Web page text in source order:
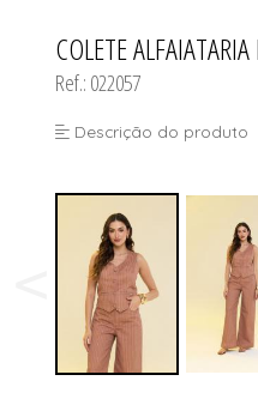
COLETE
Ref.: 022057
Descrição do produto